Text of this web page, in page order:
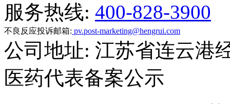
服务热线: 400-828-3900
不良反应投诉邮箱: pv.post-marketing@hengrui.com
公司地址: 江苏省连云港
医药代表备案公示